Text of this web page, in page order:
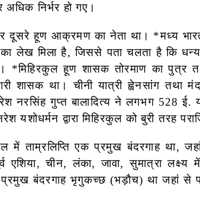
अधिक निर्भर हो गए।
दूसरे हूण आक्रमण का नेता था। *मध्य
लेख मिला है, जिससे पता चलता है कि
*मिहिरकुल हूण शासक तोरमाण का पुत्र
शासक था। चीनी यात्री ह्वेनसांग तथा
नरसिंह गुप्त बालादित्य ने लगभग 528
यशोधर्मन द्वारा मिहिरकुल को बुरी तरह
में ताम्रलिप्ति एक प्रमुख बंदरगाह था,
एशिया, चीन, लंका, जावा, सुमात्रा
प्रमुख बंदरगाह भृगुकच्छ (भड़ौच) था जहां से